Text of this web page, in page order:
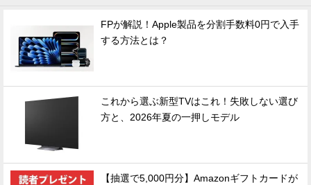
FPが解説！Apple製品を分割手数料0円で入手
する方法とは？
これから選ぶ新型TVはこれ！失敗しない選び
方と、2026年夏の一押しモデル
【抽選で5,000円分】Amazonギフトカードが